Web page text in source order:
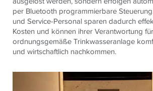
per Bluetooth programmierbare
und Service-Personal sparen dadurch
Kosten und können ihrer Verantwortung
ordnungsgemäße Trinkwasseranlage
und wirtschaftlich nachkommen.